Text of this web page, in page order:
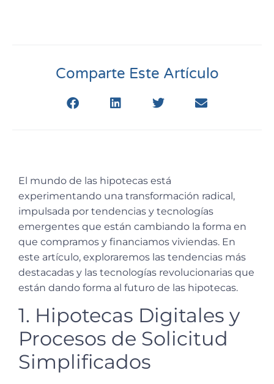
Comparte Este Artículo
El mundo de las hipotecas está
experimentando una transformación radical,
impulsada por tendencias y tecnologías
emergentes que están cambiando la forma en
que compramos y financiamos viviendas. En
este artículo, exploraremos las tendencias más
destacadas y las tecnologías revolucionarias que
están dando forma al futuro de las hipotecas.
1. Hipotecas Digitales y
Procesos de Solicitud
Simplificados